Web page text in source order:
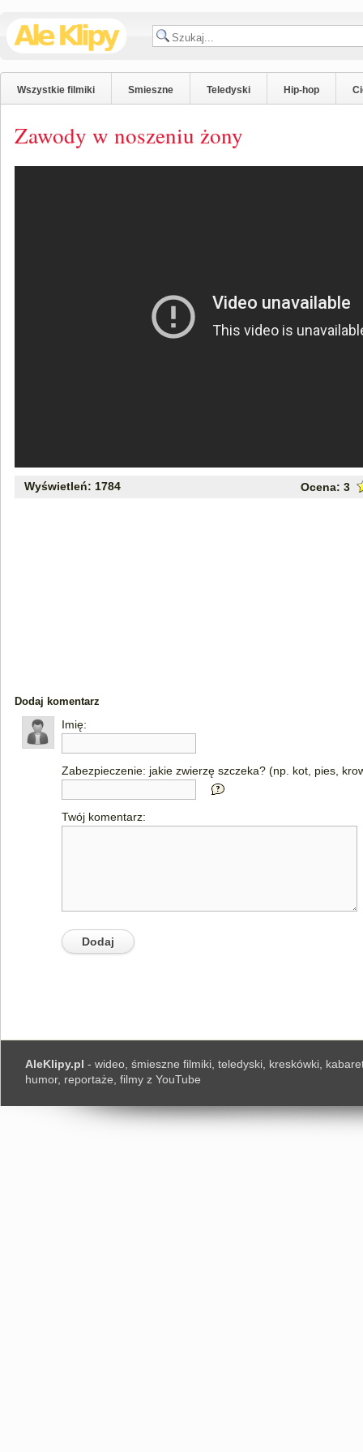
Wszystkie filmiki Smieszne Teledyski Hip-hop
Zawody w noszeniu żony
Wyświetleń: 1784 Ocena: 3
Dodaj komentarz
Imię:
Zabezpieczenie: jakie zwierzę szczeka? (np. kot, pies,
Twój komentarz:
AleKlipy.pl - wideo, śmieszne filmiki, teledyski, kreskówki,
humor, reportaże, filmy z YouTube